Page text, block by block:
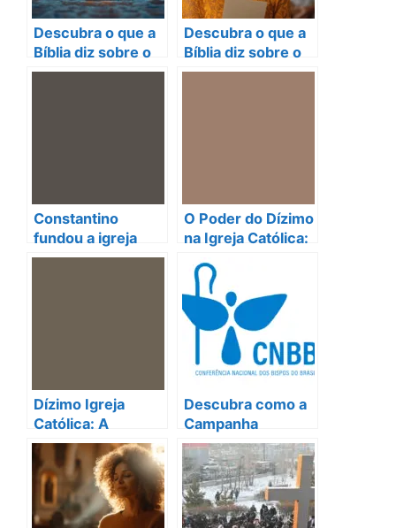
Descubra o que a
Bíblia diz sobre o
dízimo e suas
Descubra o que a
Bíblia diz sobre o
dízimo e sua
Constantino
fundou a igreja
católica? A
O Poder do Dízimo
na Igreja Católica:
Uma Chave para a
Transformação
Espiritual
Dízimo Igreja
Católica: A
Transformação
Espiritual que
Você Busca
Descubra como a
Campanha
Fraternidade 2025
vai transformar
comunidades!